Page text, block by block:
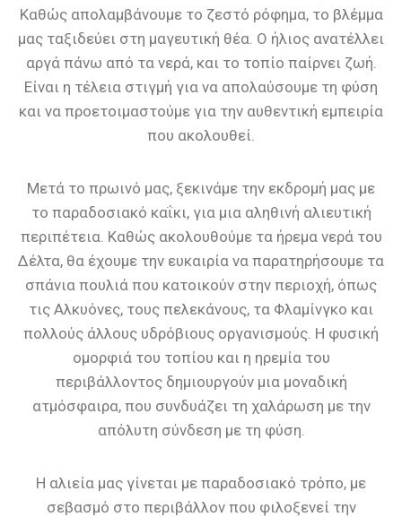
Καθώς απολαμβάνουμε το ζεστό ρόφημα, το βλέμμα
μας ταξιδεύει στη μαγευτική θέα. Ο ήλιος ανατέλλει
αργά πάνω από τα νερά, και το τοπίο παίρνει ζωή.
Είναι η τέλεια στιγμή για να απολαύσουμε τη φύση
και να προετοιμαστούμε για την αυθεντική εμπειρία
που ακολουθεί.
Μετά το πρωινό μας, ξεκινάμε την εκδρομή μας με
το παραδοσιακό καΐκι, για μια αληθινή αλιευτική
περιπέτεια. Καθώς ακολουθούμε τα ήρεμα νερά του
Δέλτα, θα έχουμε την ευκαιρία να παρατηρήσουμε τα
σπάνια πουλιά που κατοικούν στην περιοχή, όπως
τις Αλκυόνες, τους πελεκάνους, τα Φλαμίνγκο και
πολλούς άλλους υδρόβιους οργανισμούς. Η φυσική
ομορφιά του τοπίου και η ηρεμία του
περιβάλλοντος δημιουργούν μια μοναδική
ατμόσφαιρα, που συνδυάζει τη χαλάρωση με την
απόλυτη σύνδεση με τη φύση.
Η αλιεία μας γίνεται με παραδοσιακό τρόπο, με
σεβασμό στο περιβάλλον που φιλοξενεί την